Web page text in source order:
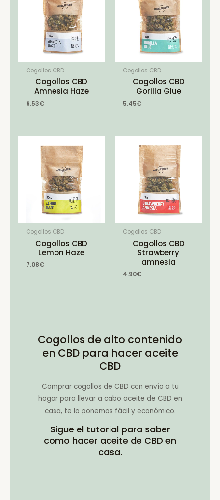
Cogollos CBD
Cogollos CBD
Amnesia Haze
6.53€
Cogollos CBD
Cogollos CBD
Gorilla Glue
5.45€
Cogollos CBD
Cogollos CBD
Lemon Haze
7.08€
Cogollos CBD
Cogollos CBD
Strawberry
amnesia
4.90€
Cogollos de alto contenido
en CBD para hacer aceite
CBD
Comprar cogollos de CBD con envío a tu
hogar para llevar a cabo aceite de CBD en
casa, te lo ponemos fácil y económico.
Sigue el tutorial para saber
como hacer aceite de CBD en
casa.